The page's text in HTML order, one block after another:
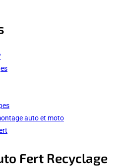
auto et moto
Fert Recyclage